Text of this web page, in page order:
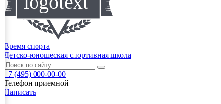
Время спорта
Детско-юношеская спортивная школа
+7 (495) 000-00-00
Телефон приемной
Написать